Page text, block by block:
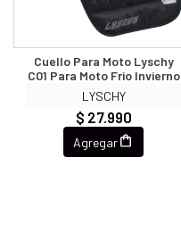
Cuello Para Moto Lyschy
C01 Para Moto Frio Invierno
LYSCHY
$ 27.990
Agregar